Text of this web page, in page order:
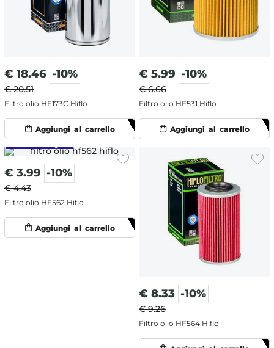
€ 18.46 -10%
€ 20.51
Filtro olio HF173C Hiflo
€ 5.99 -10%
€ 6.66
Filtro olio HF531 Hiflo
€ 3.99 -10%
€ 4.43
Filtro olio HF562 Hiflo
€ 8.33 -10%
€ 9.26
Filtro olio HF564 Hiflo